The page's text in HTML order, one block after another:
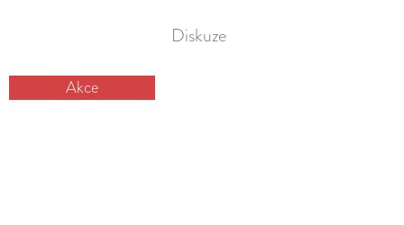
Diskuze
Akce